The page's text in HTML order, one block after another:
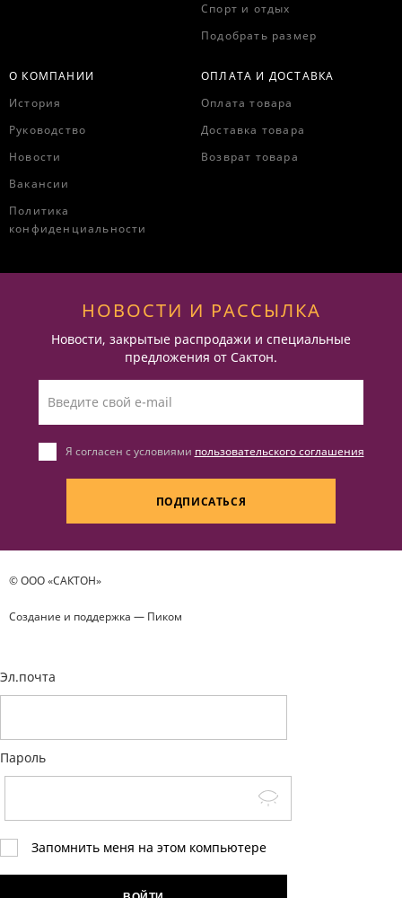
Спорт и отдых
Подобрать размер
О КОМПАНИИ
История
Руководство
Новости
Вакансии
Политика
конфиденциальности
ОПЛАТА И ДОСТАВКА
Оплата товара
Доставка товара
Возврат товара
НОВОСТИ И РАССЫЛКА
Новости, закрытые распродажи и специальные
предложения от Сактон.
Я согласен с условиями пользовательского соглашения
ПОДПИСАТЬСЯ
© ООО «САКТОН»
Создание и поддержка — Пиком
Эл.почта
Пароль
Запомнить меня на этом компьютере